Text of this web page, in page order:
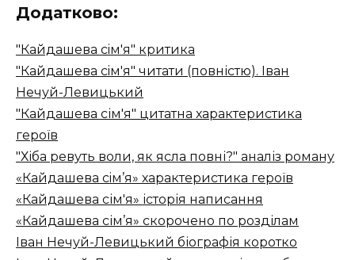
Додатково:
"Кайдашева сiм'я" критика
"Кайдашева сiм'я" читати (повністю). Іван
Нечуй-Левицький
"Кайдашева сім'я" цитатна характеристика
героїв
"Хіба ревуть воли, як ясла повні?" аналіз роману
«Кайдашева сiм’я» характеристика героїв
«Кайдашева сім'я» історія написання
«Кайдашева сім’я» скорочено по розділам
Іван Нечуй-Левицький біографія коротко